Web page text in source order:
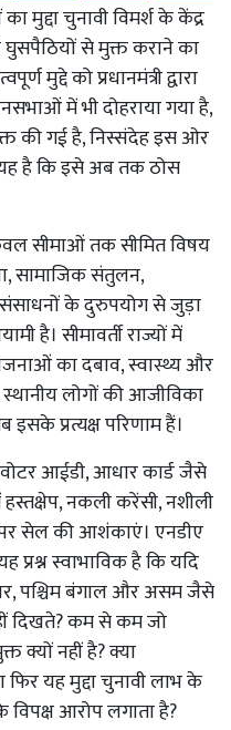
मुद्दा चुनावी विमर्श के केंद्र
से मुक्त कराने का
मुद्दे को प्रधानमंत्री द्वारा
में भी दोहराया गया है,
की गई है, निस्संदेह इस ओर
है कि इसे अब तक ठोस
सीमाओं तक सीमित विषय
सामाजिक संतुलन,
संसाधनों के दुरुपयोग से जुड़ा
है। सीमावर्ती राज्यों में
का दबाव, स्वास्थ्य और
लोगों की आजीविका
प्रत्यक्ष परिणाम हैं।
आईडी, आधार कार्ड जैसे
हस्तक्षेप, नकली करेंसी, नशीली
सेल की आशंकाएं। एनडीए
प्रश्न स्वाभाविक है कि यदि
पश्चिम बंगाल और असम जैसे
दिखते? कम से कम जो
क्यों नहीं है? क्या
यह मुद्दा चुनावी लाभ के
आरोप लगाता है?